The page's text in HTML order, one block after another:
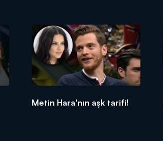
Metin Hara'nın aşk tarifi!